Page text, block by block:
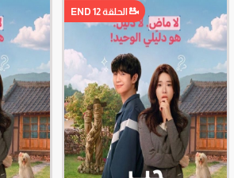
الحلقة 12 END